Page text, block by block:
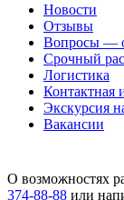
Новости
Отзывы
Вопросы —
Срочный
Логистика
Контактная
Экскурсия
Вакансии
О возможностях
374-88-88 или